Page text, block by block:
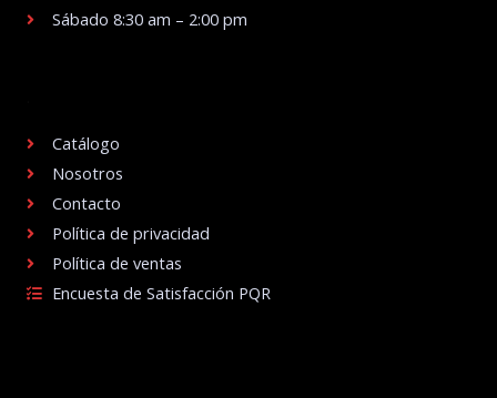
Sábado 8:30 am – 2:00 pm
Catálogo
Nosotros
Contacto
Política de privacidad
Política de ventas
Encuesta de Satisfacción PQR